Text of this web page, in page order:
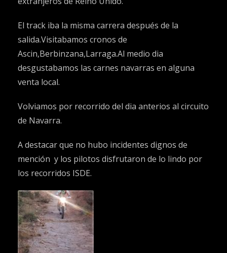
El track iba la misma carrera después de la
salida.Visitabamos cronos de
Ascin,Berbinzana,Larraga.Al medio dia
desgustabamos las carnes navarras en alguna
venta local.
Volviamos por recorrido del dia anterios al circuito
de Navarra.
A destacar que no hubo incidentes dignos de
mención y los pilotos disfrutaron de lo lindo por
los recorridos ISDE.